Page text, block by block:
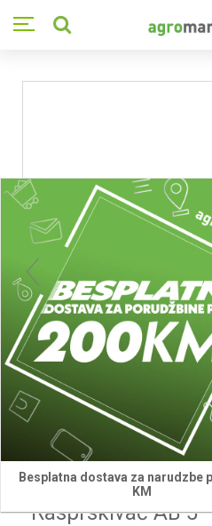
Besplatna dostava za narudzbe
KM
1 2 4
Agm
Rasprskivač AB 5